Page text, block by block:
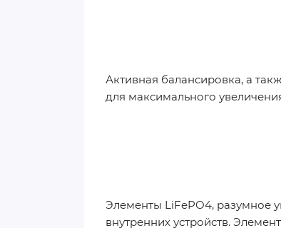
Активная балансировка, а
для максимального
Элементы LiFePO4, разумное
внутренних устройств.